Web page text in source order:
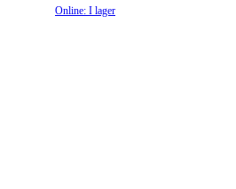
Online: I lager